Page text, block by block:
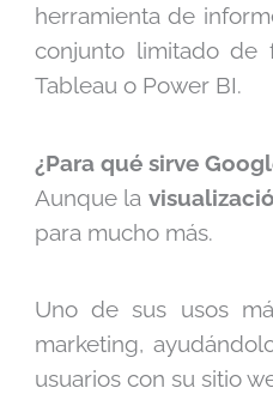
herramienta de
conjunto limitado de
Tableau o Power BI.
¿Para qué sirve
Aunque la
para mucho más.
Uno de sus usos
marketing,
usuarios con su sitio